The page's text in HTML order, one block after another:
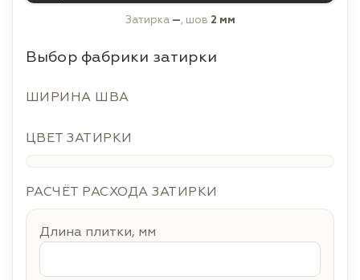
Затирка —, шов 2 мм
Выбор фабрики затирки
ШИРИНА ШВА
ЦВЕТ ЗАТИРКИ
РАСЧЁТ РАСХОДА ЗАТИРКИ
Длина плитки, мм